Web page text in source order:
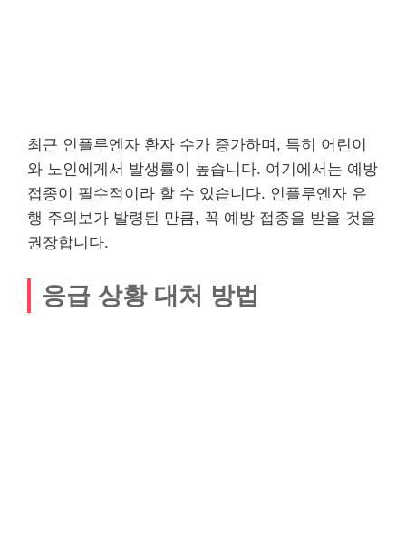
최근 인플루엔자 환자 수가 증가하며, 특히 어린이
와 노인에게서 발생률이 높습니다. 여기에서는 예방
접종이 필수적이라 할 수 있습니다. 인플루엔자 유
행 주의보가 발령된 만큼, 꼭 예방 접종을 받을 것을
권장합니다.
응급 상황 대처 방법